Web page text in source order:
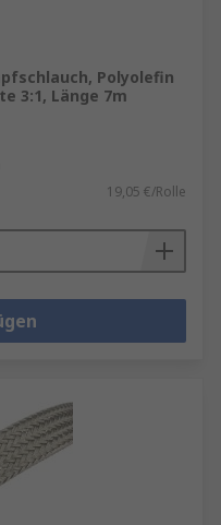
Polyolefin
3:1, Länge 7m
19,05 €/Rolle